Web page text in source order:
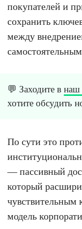
покупателей и
сохранить
между
💬 Заходите в наш
хотите обсудить
По сути это
— пассивный
который
модель